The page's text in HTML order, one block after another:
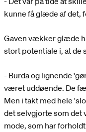
kunne få glæde af det,
Gaven vækker glæde
stort potentiale i, at
- Burda og lignende
været uddøende. De
Men i takt med hele
det selvgjorte som det
mode, som har